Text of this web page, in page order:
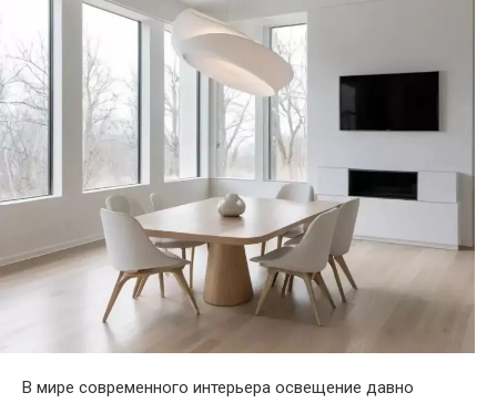
В мире современного интерьера освещение давно